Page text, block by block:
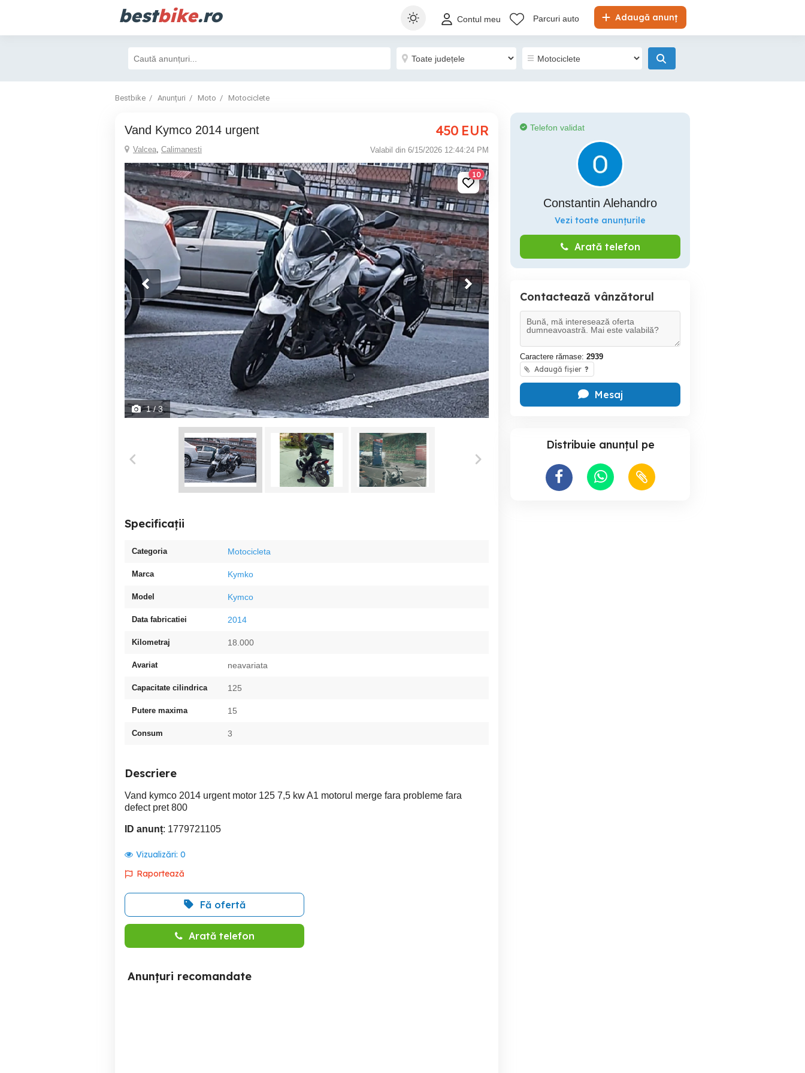
bestbike.ro Adaugă anunț
Contul meu Parcuri auto
Bestbike Anunțuri Moto Motociclete
Vand Kymco 2014 urgent 450 EUR
Valcea, Calimanesti Valabil din 6/15/2026 12:44:24 PM
10
1/ 3
Specificații
Categoria Motocicleta
Marca Kymko
Model Kymco
Data fabricatiei 2014
Kilometraj 18.000
Avariat neavariata
Capacitate cilindrica 125
Putere maxima 15
Consum 3
Descriere
Vand kymco 2014 urgent motor 125 7,5 kw A1 motorul merge fara probleme fara
defect pret 800
ID anunț: 1779721105
Vizualizări: 0
Raportează
Fă ofertă
Arată telefon
Anunțuri recomandate
Telefon validat
Constantin Alehandro
Vezi toate anunțurile
Arată telefon
Contactează vânzătorul
Caractere rămase: 2939
Adaugă fișier ?
Mesaj
Distribuie anunțul pe